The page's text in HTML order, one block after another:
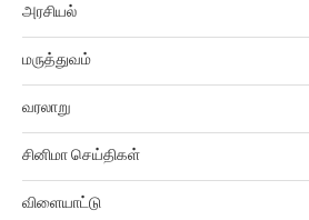
மருத்துவம்
வரலாறு
சினிமா செய்திகள்
விளையாட்டு